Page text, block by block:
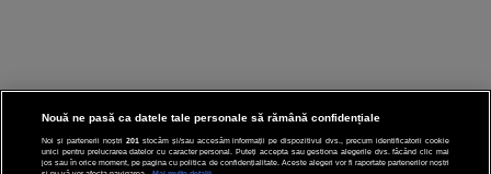
Nouă ne pasă ca datele tale personale să rămână confidențiale
Noi și partenerii noștri 201 stocăm și/sau accesăm informații pe dispozitivul dvs., precum identificatorii cookie
unici pentru prelucrarea datelor cu caracter personal. Puteți accepta sau gestiona alegerile dvs. făcând clic mai
jos sau în orice moment, pe pagina cu politica de confidențialitate. Aceste alegeri vor fi raportate partenerilor noștri